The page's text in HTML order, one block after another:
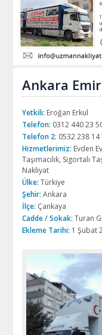
Ankara
Yetkili: Eroğan Erkul
Telefon: 0312 440 23
Telefon 2: 0532 238 14
Hizmetlerimiz: Evden
Taşımacılık, Sigortalı
Nakliyat
Ülke: Türkiye
Şehir: Ankara
İlçe: Çankaya
Cadde / Sokak: Turan
Ekleme Tarihi: 1 Şubat